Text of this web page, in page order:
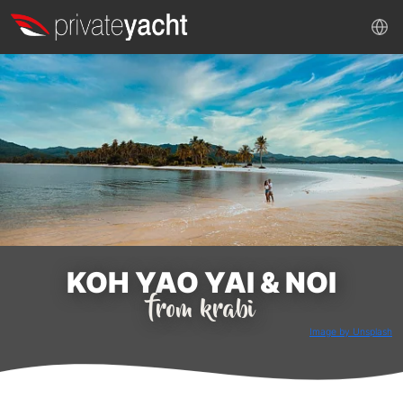
KOH YAO YAI & NOI
from krabi
Image by Unsplash